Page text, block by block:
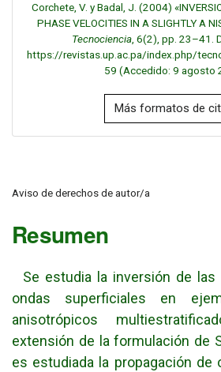
Corchete, V. y Badal, J. (2004)
PHASE VELOCITIES IN A SLIGHTLY A
Tecnociencia, 6(2), pp. 23–41.
https://revistas.up.ac.pa/index.php/
59 (Accedido: 9 agosto
Más formatos de
Aviso de derechos de autor/a
Resumen
Se estudia la inversión de las
ondas superficiales en
anisotrópicos
extensión de la formulación de
es estudiada la propagación de